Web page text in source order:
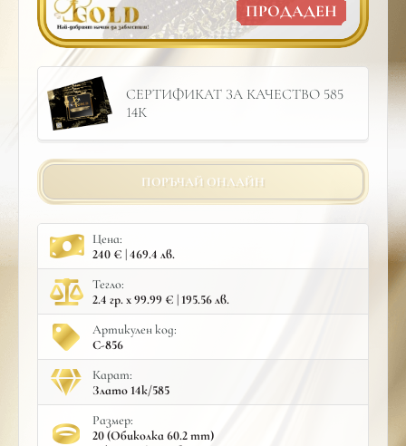
ПРОДАДЕН
СЕРТИФИКАТ ЗА КАЧЕСТВО 585
14К
ПОРЪЧАЙ ОНЛАЙН
Цена:
240 € | 469.4 лв.
Тегло:
2.4 гр. x 99.99 € | 195.56 лв.
Артикулен код:
С-856
Карат:
Злато 14к/585
Размер:
20 (Обиколка 60.2 mm)